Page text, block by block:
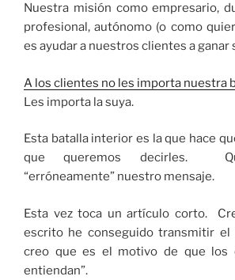
Nuestra misión como empresario,
profesional, autónomo (o como
es ayudar a nuestros clientes a ganar
A los clientes no les importa nuestra
Les importa la suya.
Esta batalla interior es la que hace
que queremos decirles.
“erróneamente” nuestro mensaje.
Esta vez toca un artículo corto.
escrito he conseguido transmitir el
creo que es el motivo de que los
entiendan”.